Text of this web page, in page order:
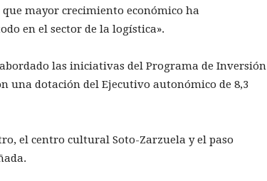
mayor crecimiento económico ha
en el sector de la logística».
las iniciativas del Programa de Inversión
una dotación del Ejecutivo autonómico de 8,3
el centro cultural Soto-Zarzuela y el paso